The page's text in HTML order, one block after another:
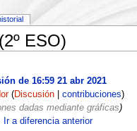
ESO)
de 16:59 21 abr 2021
(Discusión |contribuciones)
dadas mediante gráficas)
a diferencia anterior